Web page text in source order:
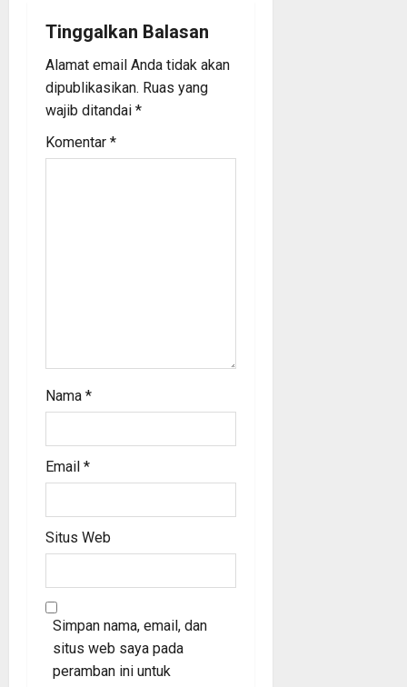
g
a
t
i
Tinggalkan Balasan
Alamat email Anda tidak akan
dipublikasikan. Ruas yang
wajib ditandai *
Komentar *
Nama *
Email *
Situs Web
Simpan nama, email, dan
situs web saya pada
peramban ini untuk